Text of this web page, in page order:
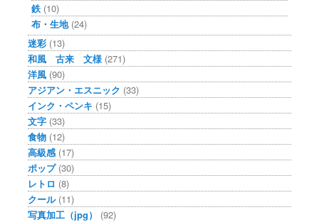
鉄 (10)
布・生地(24)
迷彩 (13)
和風 古来 文様 (271)
洋風 (90)
アジアン・エスニック (33)
インク・ペンキ (15)
文字 (33)
食物 (12)
高級感 (17)
ポップ(30)
レトロ (8)
クール(11)
写真加工（jpg）
(92)